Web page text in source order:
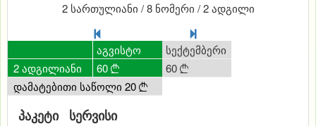
2 სართულიანი / 8 ნომერი / 2 ადგილი
2 ადგილიანი
დამატებითი საწოლი 20 
60
აგვისტო
60 
სექტემბერი
60 
პაკეტი სერვისი